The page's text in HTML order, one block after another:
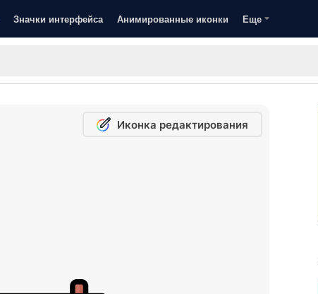
Значки интерфейса Анимированные иконки Еще
Иконка редактирования